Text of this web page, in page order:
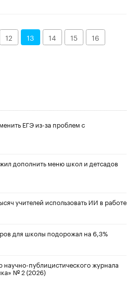
12 13 14 15
16
ЕГЭ из-за проблем с
дополнить меню школ и детсадов
учителей использовать ИИ в работе
для школы подорожал на 6,3%
публицистического журнала
№ 2 (2026)